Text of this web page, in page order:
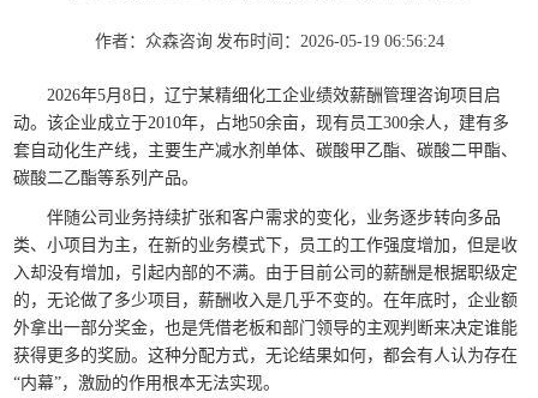
作者：众森咨询 发布时间：2026-05-19 06:56:24
2026年5月8 日，辽宁某精细化工企业绩效薪酬管理咨询项目启
动。该企业成立于2010年，占地50余亩，现有员工300余人，建有多
套自动化生产线，主要生产减水剂单体、碳酸甲乙酯、碳酸二甲酯、
碳酸二乙酯等系列产品。
伴随公司业务持续扩张和客户需求的变化，业务逐步转向多品
类、小项目为主，在新的业务模式下，员工的工作强度增加，但是收
入却没有增加，引起内部的不满。由于目前公司的薪酬是根据职级定
的，无论做了多少项目，薪酬收入是几乎不变的。在年底时，企业额
外拿出一部分奖金，也是凭借老板和部门领导的主观判断来决定谁能
获得更多的奖励。这种分配方式，无论结果如何，都会有人认为存在
“内幕”，激励的作用根本无法实现。